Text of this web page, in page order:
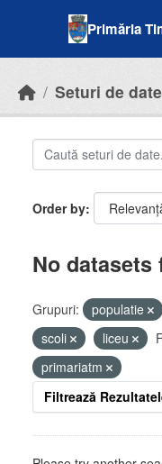
Primăria
Seturi de date
Order by
No datasets
Grupuri: populatie
scoli
liceu
primariatm
Filtrează